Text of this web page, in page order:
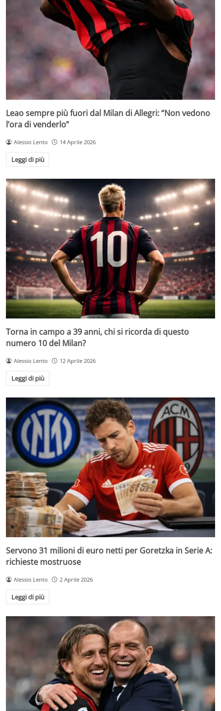
Leao sempre più fuori dal Milan di Allegri: “Non vedono
l’ora di venderlo”
Alessio Lento 14 Aprile 2026
Leggi di più
Torna in campo a 39 anni, chi si ricorda di questo
numero 10 del Milan?
Alessio Lento 12 Aprile 2026
Leggi di più
Servono 31 milioni di euro netti per Goretzka in Serie A:
richieste mostruose
Alessio Lento 2 Aprile 2026
Leggi di più